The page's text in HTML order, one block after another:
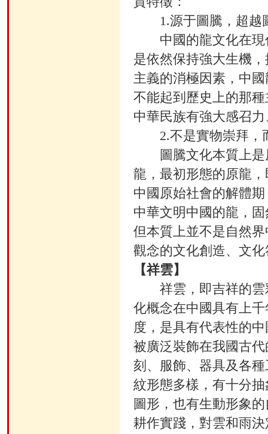
1.源于圖騰，超越
中國的龍文化在現
是依然保持強大生機
主義的消極因素，中
不能起到歷史上的那
中華民族有強大感召
2.不是實物崇拜，
圖騰文化本質上是
龍，最初形態的原龍
中國原始社會的解體
中華文明中國的龍，
但本質上並不是自然
觀念的文化創造、文
【祥雲】
祥雲，即吉祥的雲
化概念在中國具有上
度，是具有代表性的
被廣泛裝飾在我國古
刻、服飾、器具及各
紋形態多樣，有十分
圖形，也有生動形象
耕作實踐，對雲和雨